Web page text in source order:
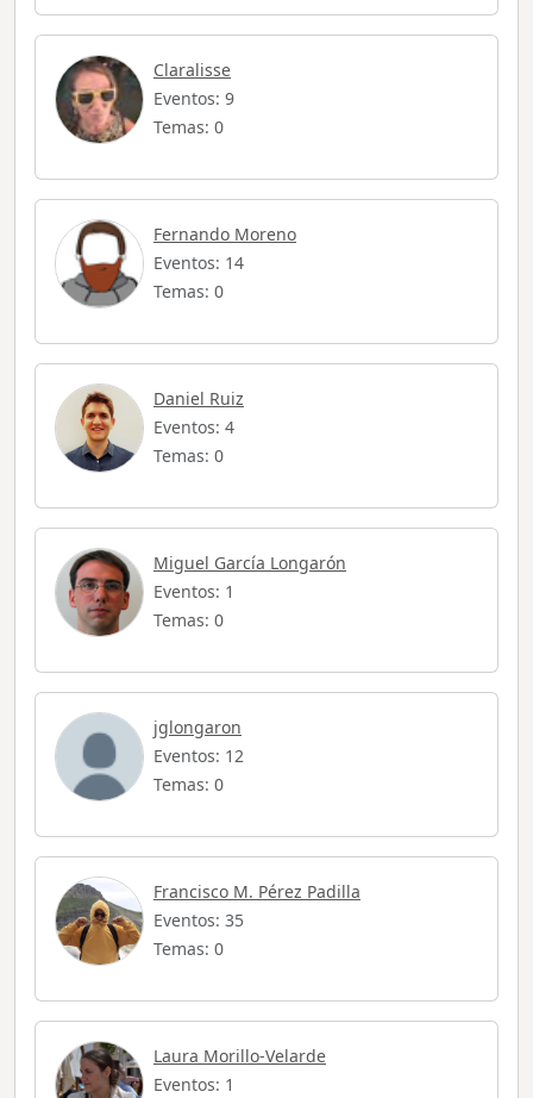
Claralisse
Eventos: 9
Temas: 0
Fernando Moreno
Eventos: 14
Temas: 0
Daniel Ruiz
Eventos: 4
Temas: 0
Miguel García Longarón
Eventos: 1
Temas: 0
jglongaron
Eventos: 12
Temas: 0
Francisco M. Pérez Padilla
Eventos: 35
Temas: 0
Laura Morillo-Velarde
Eventos: 1